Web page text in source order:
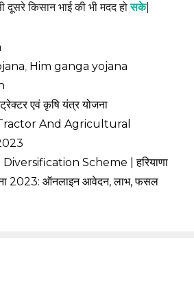
किसान भाई की भी मदद होसके|
, Him ganga yojana
एवं कृषि यंत्र योजना
And Agricultural
Scheme | हरियाणा
2023: ऑनलाइन आवेदन, लाभ, फसल